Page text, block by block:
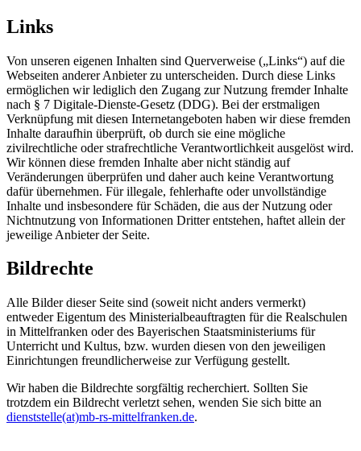
Links
Von unseren eigenen Inhalten sind Querverweise („Links“) auf die
Webseiten anderer Anbieter zu unterscheiden. Durch diese Links
ermöglichen wir lediglich den Zugang zur Nutzung fremder Inhalte
nach § 7 Digitale-Dienste-Gesetz (DDG). Bei der erstmaligen
Verknüpfung mit diesen Internetangeboten haben wir diese fremden
Inhalte daraufhin überprüft, ob durch sie eine mögliche
zivilrechtliche oder strafrechtliche Verantwortlichkeit ausgelöst wird.
Wir können diese fremden Inhalte aber nicht ständig auf
Veränderungen überprüfen und daher auch keine Verantwortung
dafür übernehmen. Für illegale, fehlerhafte oder unvollständige
Inhalte und insbesondere für Schäden, die aus der Nutzung oder
Nichtnutzung von Informationen Dritter entstehen, haftet allein der
jeweilige Anbieter der Seite.
Bildrechte
Alle Bilder dieser Seite sind (soweit nicht anders vermerkt)
entweder Eigentum des Ministerialbeauftragten für die Realschulen
in Mittelfranken oder des Bayerischen Staatsministeriums für
Unterricht und Kultus, bzw. wurden diesen von den jeweiligen
Einrichtungen freundlicherweise zur Verfügung gestellt.
Wir haben die Bildrechte sorgfältig recherchiert. Sollten Sie
trotzdem ein Bildrecht verletzt sehen, wenden Sie sich bitte an
dienststelle(at)mb-rs-mittelfranken.de.